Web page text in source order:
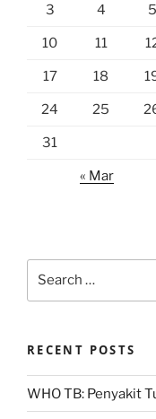
3 4 5
10 11
17 18
24 25
31
« Mar
RECENT POSTS
WHO TB: Penyakit